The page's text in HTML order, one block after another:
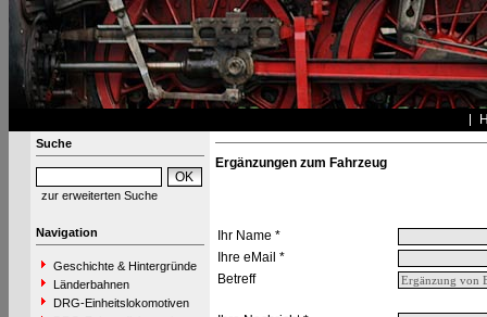
Suche
zur erweiterten Suche
Navigation
Geschichte & Hintergründe
Länderbahnen
DRG-Einheitslokomotiven
Ergänzungen zum Fahrzeug
Ihr Name *
Ihre eMail *
Betreff